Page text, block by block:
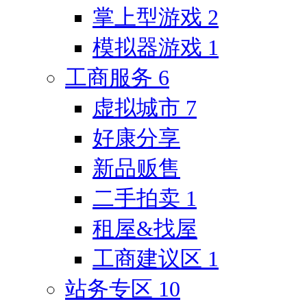
掌上型游戏 2
模拟器游戏 1
工商服务 6
虚拟城市 7
好康分享
新品贩售
二手拍卖 1
租屋&找屋
工商建议区 1
站务专区 10